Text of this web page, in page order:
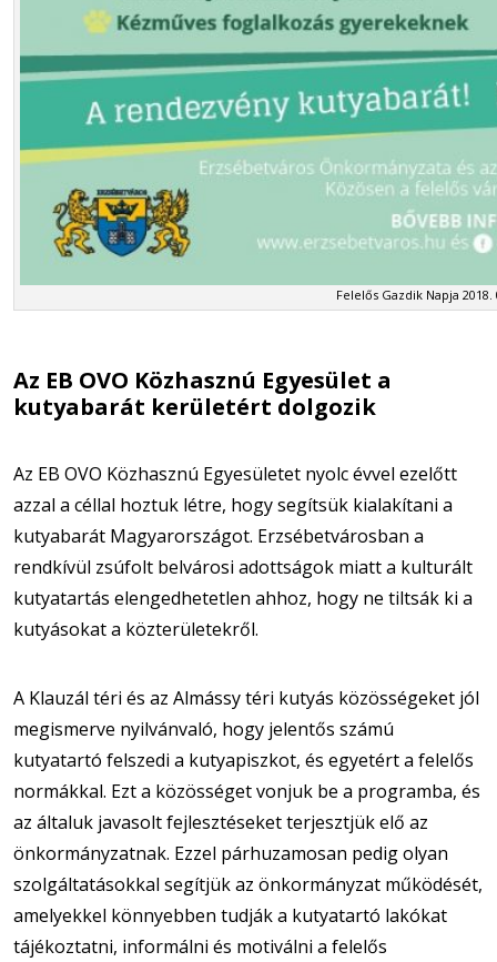
Felelős Gazdik Napja
Az EB OVO Közhasznú Egyesület a
kutyabarát kerületért dolgozik
Az EB OVO Közhasznú Egyesületet nyolc évvel ezelőtt
azzal a céllal hoztuk létre, hogy segítsük kialakítani a
kutyabarát Magyarországot. Erzsébetvárosban a
rendkívül zsúfolt belvárosi adottságok miatt a kulturált
kutyatartás elengedhetetlen ahhoz, hogy ne tiltsák ki a
kutyásokat a közterületekről.
A Klauzál téri és az Almássy téri kutyás közösségeket jól
megismerve nyilvánvaló, hogy jelentős számú
kutyatartó felszedi a kutyapiszkot, és egyetért a felelős
normákkal. Ezt a közösséget vonjuk be a programba, és
az általuk javasolt fejlesztéseket terjesztjük elő az
önkormányzatnak. Ezzel párhuzamosan pedig olyan
szolgáltatásokkal segítjük az önkormányzat működését,
amelyekkel könnyebben tudják a kutyatartó lakókat
tájékoztatni, informálni és motiválni a felelős